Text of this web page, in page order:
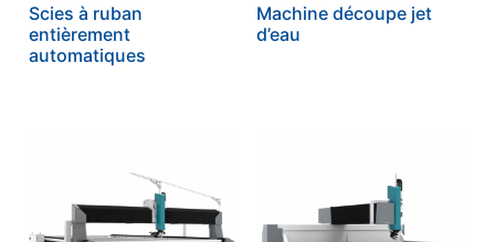
Scies à ruban
entièrement
automatiques
Machine découpe jet
d’eau